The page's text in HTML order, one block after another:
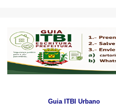
Guia ITBI Urbano